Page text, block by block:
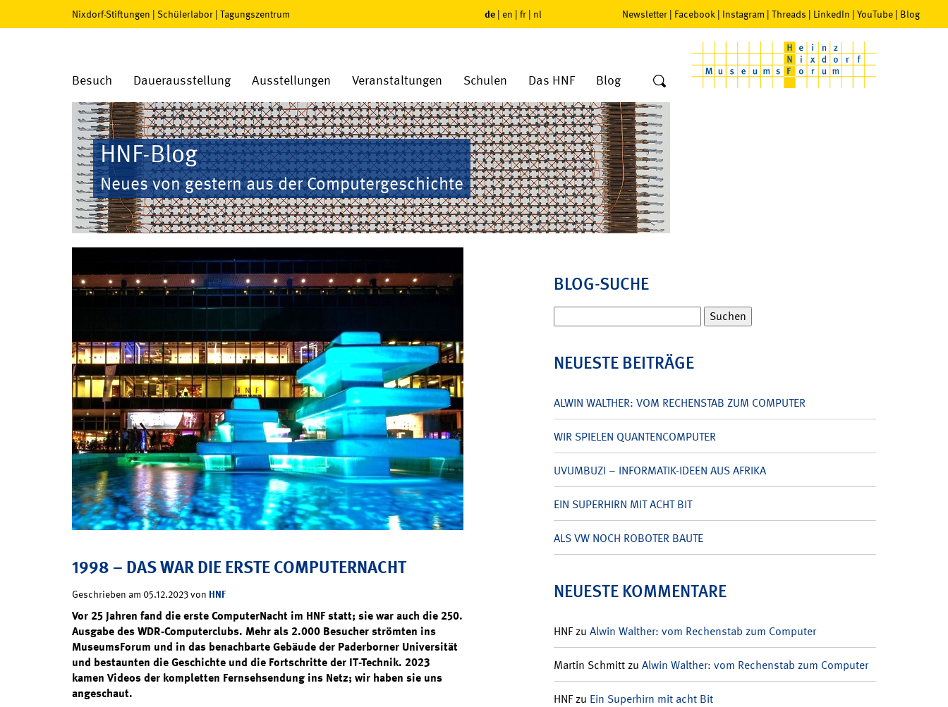
Nixdorf-Stiftungen | Schülerlabor | Tagungszentrum de | en | fr | nl Newsletter | Facebook | Instagram | Threads | LinkedIn | YouTube | Blog
Besuch Dauerausstellung Ausstellungen Veranstaltungen Schulen Das HNF Blog
HNF-Blog
Neues von gestern aus der Computergeschichte
1998 – DAS WAR DIE ERSTE COMPUTERNACHT
Geschrieben am 05.12.2023 von HNF
Vor 25 Jahren fand die erste ComputerNacht im HNF statt; sie war auch die 250.
Ausgabe des WDR-Computerclubs. Mehr als 2.000 Besucher strömten ins
MuseumsForum und in das benachbarte Gebäude der Paderborner Universität
und bestaunten die Geschichte und die Fortschritte der IT-Technik. 2023
kamen Videos der kompletten Fernsehsendung ins Netz; wir haben sie uns
angeschaut.
BLOG-SUCHE
nach:
NEUESTE BEITRÄGE
ALWIN WALTHER: VOM RECHENSTAB ZUM COMPUTER
WIR SPIELEN QUANTENCOMPUTER
UVUMBUZI – INFORMATIK-IDEEN AUS AFRIKA
EIN SUPERHIRN MIT ACHT BIT
ALS VW NOCH ROBOTER BAUTE
NEUESTE KOMMENTARE
HNFzu Alwin Walther: vom Rechenstab zum Computer
Martin Schmittzu Alwin Walther: vom Rechenstab zum Computer
HNFzu Ein Superhirn mit acht Bit